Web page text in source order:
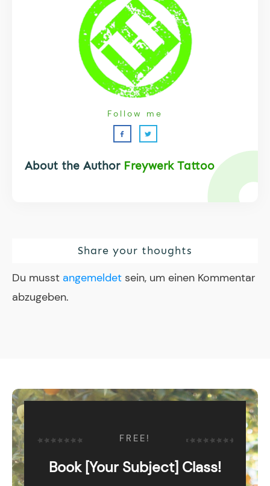
About the Author Freywerk Tattoo
Follow me
Share your thoughts
Du musst angemeldet sein, um einen Kommentar
abzugeben.
FREE!
Book [Your Subject] Class!